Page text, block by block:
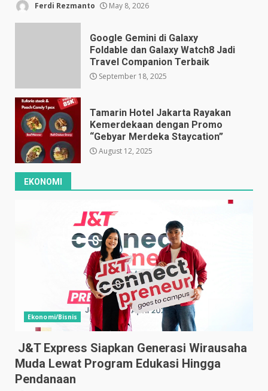
Ferdi Rezmanto May 8, 2026
Google Gemini di Galaxy
Foldable dan Galaxy Watch8 Jadi
Travel Companion Terbaik
September 18, 2025
Tamarin Hotel Jakarta Rayakan
Kemerdekaan dengan Promo
“Gebyar Merdeka Staycation”
August 12, 2025
EKONOMI
Ekonomi/Bisnis
J&T Express Siapkan Generasi Wirausaha
Muda Lewat Program Edukasi Hingga
Pendanaan